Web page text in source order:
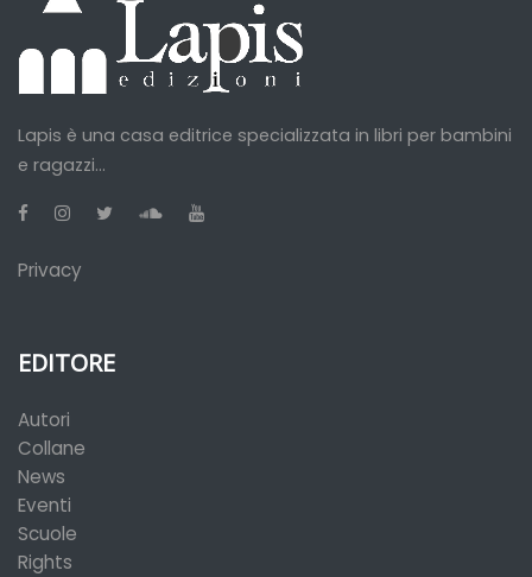
Lapis è una casa editrice specializzata in libri per bambini
e ragazzi...
Privacy
EDITORE
Autori
Collane
News
Eventi
Scuole
Rights